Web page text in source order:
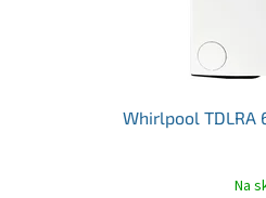
Whirlpool TDLRA
Na